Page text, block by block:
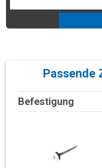
Passende
Befestigung